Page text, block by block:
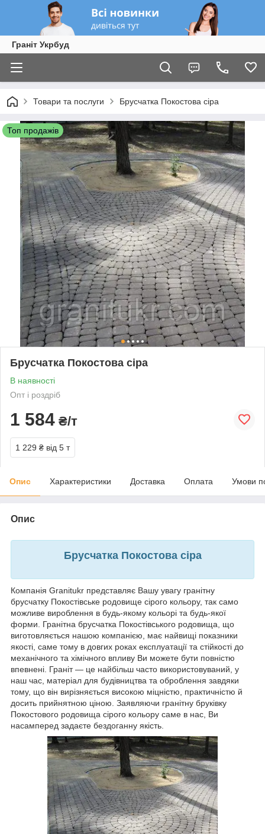
Граніт Укрбуд
Товари та послуги Брусчатка Покостова сіра
Топ продажів
Брусчатка Покостова сіра
В наявності
Опт і роздріб
1 584 ₴/т
1 229 ₴ від 5 т
Опис Характеристики Доставка Оплата Умови
Опис
Брусчатка Покостова сіра
Компанія Granitukr представляє Вашу увагу гранітну
брусчатку Покостівське родовище сірого кольору, так само
можливе вироблення в будь-якому кольорі та будь-якої
форми. Гранітна брусчатка Покостівського родовища, що
виготовляється нашою компанією, має найвищі показники
якості, саме тому в довгих роках експлуатації та стійкості до
механічного та хімічного впливу Ви можете бути повністю
впевнені. Граніт — це найбільш часто використовуваний, у
наш час, матеріал для будівництва та оброблення завдяки
тому, що він вирізняється високою міцністю, практичністю й
досить прийнятною ціною. Заявляючи гранітну бруківку
Покостового родовища сірого кольору саме в нас, Ви
насамперед задаєте бездоганну якість.